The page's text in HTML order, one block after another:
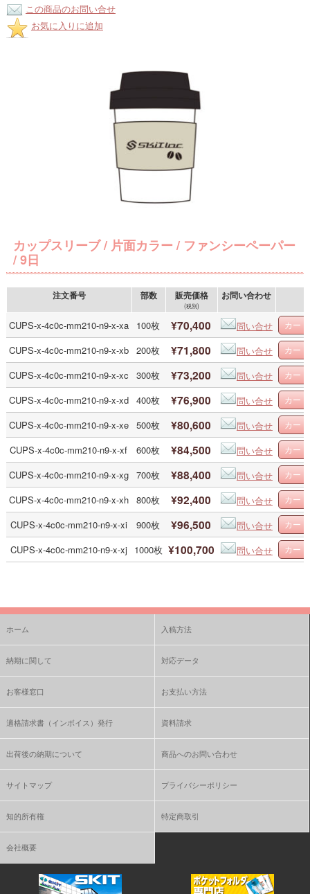
この商品のお問い合せ
お気に入りに追加
カップスリーブ / 片面カラー / ファンシーペーパー
/ 9日
注文番号 部数 販売価格
(税別)
お問い合わせ
CUPS-x-4c0c-mm210-n9-x-xa 100枚 ¥70,400
問い合せ
CUPS-x-4c0c-mm210-n9-x-xb
200枚 ¥71,800
問い合せ
CUPS-x-4c0c-mm210-n9-x-xc
300枚 ¥73,200
問い合せ
CUPS-x-4c0c-mm210-n9-x-xd
400枚 ¥76,900
問い合せ
CUPS-x-4c0c-mm210-n9-x-xe
500枚 ¥80,600
問い合せ
CUPS-x-4c0c-mm210-n9-x-xf
600枚 ¥84,500
問い合せ
CUPS-x-4c0c-mm210-n9-x-xg
700枚 ¥88,400
問い合せ
CUPS-x-4c0c-mm210-n9-x-xh
800枚 ¥92,400
問い合せ
CUPS-x-4c0c-mm210-n9-x-xi
900枚 ¥96,500
問い合せ
CUPS-x-4c0c-mm210-n9-x-xj 1000枚 ¥100,700 問い合せ
ホーム 入稿方法
納期に関して 対応データ
お客様窓口 お支払い方法
適格請求書（インボイス）発行 資料請求
出荷後の納期について 商品へのお問い合わせ
サイトマップ プライバシーポリシー
知的所有権 特定商取引
会社概要